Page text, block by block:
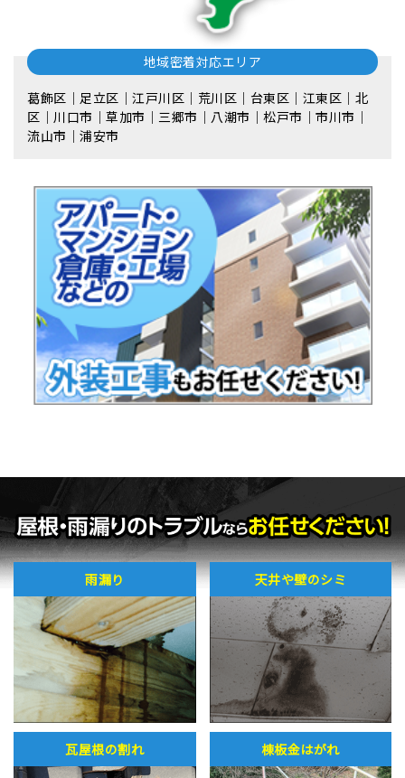
地域密着対応エリア
葛飾区｜足立区｜江戸川区｜荒川区｜台東区｜江東区｜北
区｜川口市｜草加市｜三郷市｜八潮市｜松⼾市｜市川市｜
流⼭市｜浦安市
雨漏り 天井や壁のシミ
瓦屋根の割れ 棟板金はがれ